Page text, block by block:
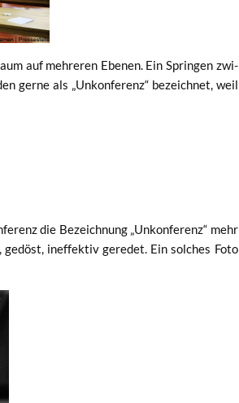
auf meh­re­ren Ebe­nen. Ein Sprin­gen zwi­
ger­ne als „Unkon­fe­renz“ bezeich­net, weil
die Bezeich­nung „Unkon­fe­renz“ mehr
inef­fek­tiv gere­det. Ein sol­ches Foto